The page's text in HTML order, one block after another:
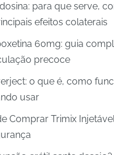
para que serve,
efeitos colaterais
60mg: guia
precoce
o que é, como
usar
Comprar Trimix